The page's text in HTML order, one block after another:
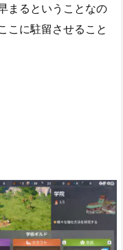
まるということなの
こに駐留させること